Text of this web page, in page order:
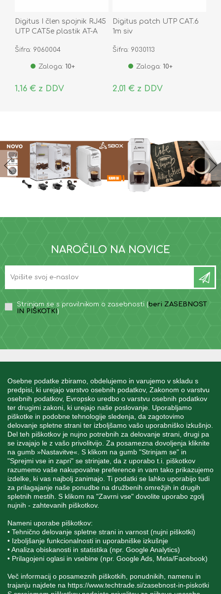
Osebne podatke zbiramo, obdelujemo in varujemo v skladu s
predpisi, ki urejajo varstvo osebnih podatkov, Zakonom o varstvu
osebnih podatkov, Evropsko uredbo o varstvu osebnih podatkov
ter drugimi zakoni, ki urejajo naše poslovanje. Uporabljamo
piškotke in podobne tehnologije sledenja, da zagotovimo
delovanje spletne strani ter izboljšamo vašo uporabniško izkušnjo.
Del teh piškotkov je nujno potrebnih za delovanje strani, drugi pa
se izvajajo le z vašo privolitvijo. Za posamezna dovoljenja kliknite
na gumb »Nastavitve«. S klikom na gumb "Strinjam se" in
"Sprejmi vse in zapri" se strinjate, da z uporabo t.i. piškotkov
razumemo vaše nakupovalne preference in vam tako prikazujemo
izdelke, ki vas najbolj zanimajo. Ti podatki se lahko uporabijo tudi
za prilagajanje naše ponudbe na družbenih omrežjih in drugih
spletnih mestih. S klikom na "Zavrni vse" dovolite uporabo zgolj
nujnih - zahtevanih piškotkov.
Nameni uporabe piškotkov:
• Tehnično delovanje spletne strani in varnost (nujni piškotki)
• Izboljšanje funkcionalnosti in uporabniške izkušnje
• Analiza obiskanosti in statistika (npr. Google Analytics)
• Prilagojeni oglasi in vsebine (npr. Google Ads, Meta/Facebook)
Več informacij o posameznih piškotkih, ponudnikih, namenu in
trajanju najdete na https://www.techtrade.si/zasebnost-in-piskotki
Digitus I člen spojnik RJ45
UTP CAT5e plastik AT-A
Šifra: 9060004
Zaloga: 10+
1,16 € z DDV
Digitus patch UTP CAT.6
1m siv
Šifra: 9030113
Zaloga: 10+
2,01 € z DDV
NAROČILO NA NOVICE
Strinjam se s pravilnikom o zasebnosti (beri ZASEBNOST
IN PIŠKOTKI )
MOJ RAČUN
STORITEV ZA STRANKE
SPREMLJAJTE NAS
+386 1 562 21 11